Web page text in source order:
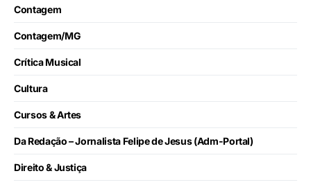
Contagem
Contagem/MG
Crítica Musical
Cultura
Cursos & Artes
Da Redação – Jornalista Felipe de Jesus (Adm-Portal)
Direito & Justiça